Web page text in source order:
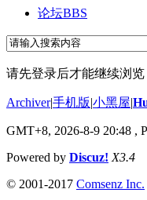
论坛BBS
请先登录后才能继续浏览
Archiver|手机版|小黑屋|
GMT+8, 2026-8-9 20:48 ,
Powered by Discuz! X3.4
© 2001-2017 Comsenz Inc.